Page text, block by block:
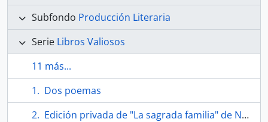
Subfondo Producción Literaria
Serie Libros Valiosos
11 más...
Dos poemas
Edición privada de "La sagrada familia" de Nicanor Parra